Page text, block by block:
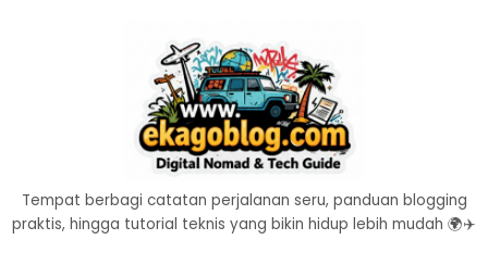
Tempat berbagi catatan perjalanan seru, panduan blogging
praktis, hingga tutorial teknis yang bikin hidup lebih mudah 🌍✈️